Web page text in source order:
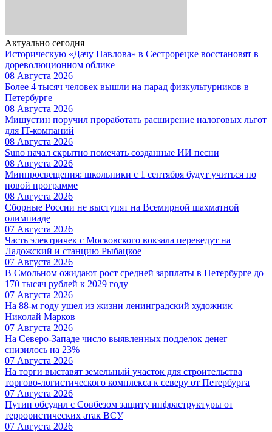
Актуально сегодня
Историческую «Дачу Павлова» в Сестрорецке восстановят в
дореволюционном облике
08 Августа 2026
Более 4 тысяч человек вышли на парад физкультурников в
Петербурге
08 Августа 2026
Мишустин поручил проработать расширение налоговых льгот
для IT-компаний
08 Августа 2026
Suno начал скрытно помечать созданные ИИ песни
08 Августа 2026
Минпросвещения: школьники с 1 сентября будут учиться по
новой программе
08 Августа 2026
Сборные России не выступят на Всемирной шахматной
олимпиаде
07 Августа 2026
Часть электричек с Московского вокзала переведут на
Ладожский и станцию Рыбацкое
07 Августа 2026
В Смольном ожидают рост средней зарплаты в Петербурге до
170 тысяч рублей к 2029 году
07 Августа 2026
На 88-м году ушел из жизни ленинградский художник
Николай Марков
07 Августа 2026
На Северо-Западе число выявленных подделок денег
снизилось на 23%
07 Августа 2026
На торги выставят земельный участок для строительства
торгово-логистического комплекса к северу от Петербурга
07 Августа 2026
Путин обсудил с Совбезом защиту инфраструктуры от
террористических атак ВСУ
07 Августа 2026